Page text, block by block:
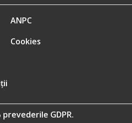
ANPC
Cookies
GDPR.